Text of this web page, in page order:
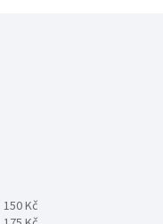
150 Kč